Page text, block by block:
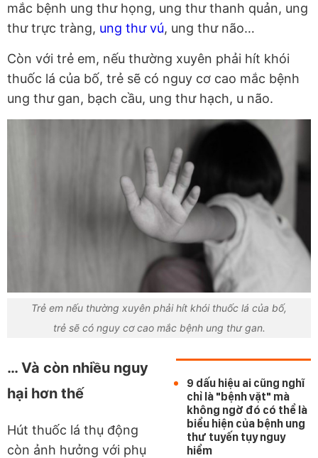
mắc bệnh ung thư họng, ung thư thanh quản, ung
thư trực tràng, ung thư vú, ung thư não…
Còn với trẻ em, nếu thường xuyên phải hít khói
thuốc lá của bố, trẻ sẽ có nguy cơ cao mắc bệnh
ung thư gan, bạch cầu, ung thư hạch, u não.
Trẻ em nếu thường xuyên phải hít khói thuốc lá của bố,
trẻ sẽ có nguy cơ cao mắc bệnh ung thư gan.
9 dấu hiệu ai cũng nghĩ
chỉ là "bệnh vặt" mà
không ngờ đó có thể là
biểu hiện của bệnh ung
thư tuyến tụy nguy
hiểm
… Và còn nhiều nguy
hại hơn thế
Hút thuốc lá thụ động
còn ảnh hưởng với phụ